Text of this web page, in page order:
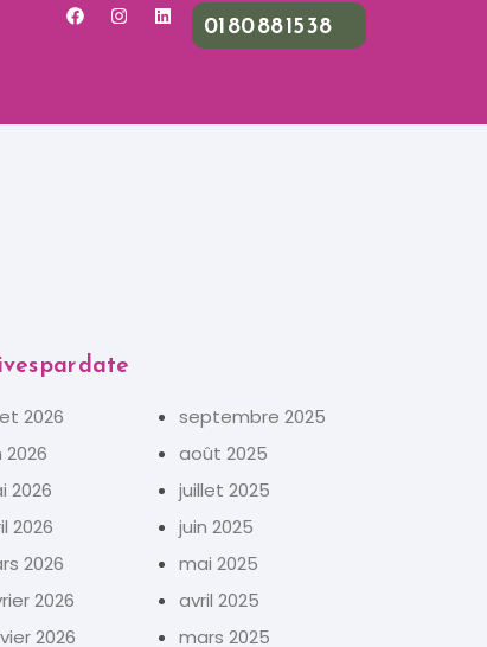
01 80 88 15 38
par date
2026
2026
2026
2026
2026
2026
2026
septembre 2025
août 2025
juillet 2025
juin 2025
mai 2025
avril 2025
mars 2025